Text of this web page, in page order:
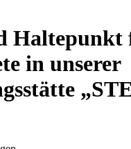
Haltepunkt
in unserer